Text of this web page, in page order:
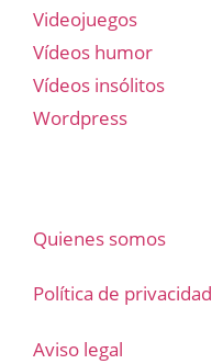
Videojuegos
Vídeos humor
Vídeos insólitos
Wordpress
Quienes somos
Política de privacidad
Aviso legal